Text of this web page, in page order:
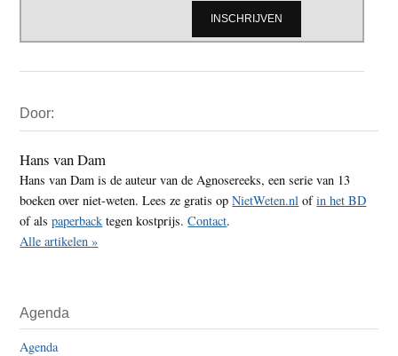
Sidebar
Door:
Hans van Dam
Hans van Dam is de auteur van de Agnosereeks, een serie van 13
boeken over niet-weten. Lees ze gratis opNietWeten.nl ofin het BD
of alspaperback tegen kostprijs.Contact.
Alle artikelen »
Agenda
Agenda